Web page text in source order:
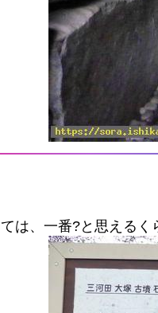
は、一番?と思える